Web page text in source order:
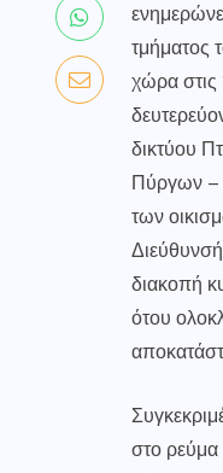
τμήματος
χώρα
δικτύου
Πύργων –
των
διακοπή
ότου
στο